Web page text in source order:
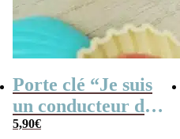
Porte clé “Je suis
un conducteur de
bus qui déchire”
5,90€